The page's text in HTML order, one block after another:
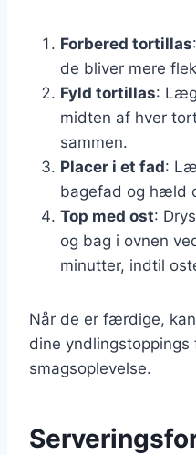
Forbered tortillas
de bliver mere
Fyld tortillas:
midten af hver
sammen.
Placer i et fad:
bagefad og hæld
Top med ost:
og bag i ovnen
minutter, indtil
Når de er færdige,
dine yndlingstoppings
smagsoplevelse.